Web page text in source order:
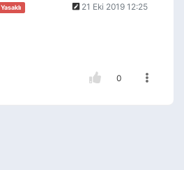
Yasaklı 21 Eki 2019 12:25
0